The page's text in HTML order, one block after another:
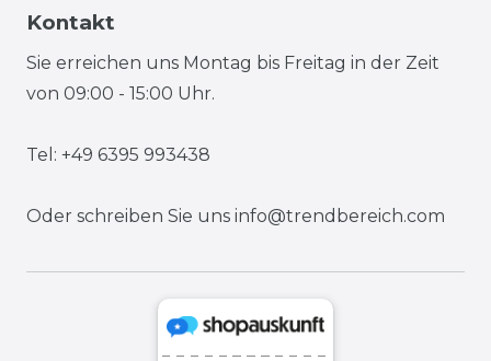
Kontakt
Sie erreichen uns Montag bis Freitag in der Zeit
von 09:00 - 15:00 Uhr.
Tel: +49 6395 993438
Oder schreiben Sie uns info@trendbereich.com